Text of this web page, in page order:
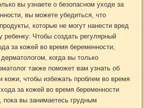
вы узнаете о безопасном уходе за
вы можете убедиться, что
которые не могут нанести вред
Чтобы создать регулярный
за кожей во время беременности,
когда вы только
также поможет вам узнать об
кожи, чтобы избежать проблем во время
за кожей во время беременности
вы занимаетесь грудным